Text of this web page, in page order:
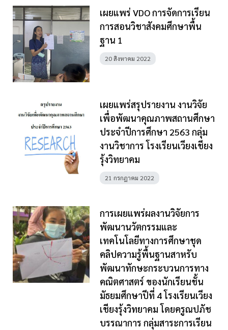
เผยแพร่ VDO การจัดการเรียน
การสอนวิชาสังคมศึกษาพื้น
ฐาน 1
20 สิงหาคม 2022
เผยแพร่สรุปรายงาน งานวิจัย
เพื่อพัฒนาคุณภาพสถานศึกษา
ประจำปีการศึกษา 2563 กลุ่ม
งานวิชาการ โรงเรียนเวียงเชียง
รุ้งวิทยาคม
21 กรกฎาคม 2022
การเผยแพร่ผลงานวิจัยการ
พัฒนานวัตกรรมและ
เทคโนโลยีทางการศึกษาชุด
คลิปความรู้พื้นฐานสาหรับ
พัฒนาทักษะกระบวนการทาง
คณิตศาสตร์ ของนักเรียนชั้น
มัธยมศึกษาปีที่ 4 โรงเรียนเวียง
เชียงรุ้งวิทยาคม โดยครูณปภัช
บรรณาการ กลุ่มสาระการเรียน